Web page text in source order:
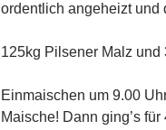
ordentlich angeheizt und
125kg Pilsener Malz und
Einmaischen um 9.00
Maische! Dann ging’s